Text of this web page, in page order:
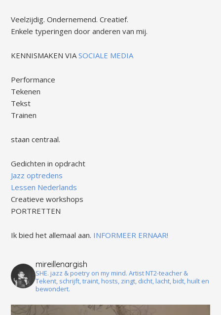
Veelzijdig. Ondernemend. Creatief.
Enkele typeringen door anderen van mij.
KENNISMAKEN VIASOCIALE MEDIA
Performance
Tekenen
Tekst
Trainen
staan centraal.
Gedichten in opdracht
Jazz optredens
Lessen Nederlands
Creatieve workshops
PORTRETTEN
Ik bied het allemaal aan. INFORMEER ERNAAR!
mireillenargish
SHE. jazz & poetry on my mind. Artist NT2-teacher &
Tekent, schrijft, traint, hosts, zingt, dicht, lacht, bidt, huilt en
bewondert.